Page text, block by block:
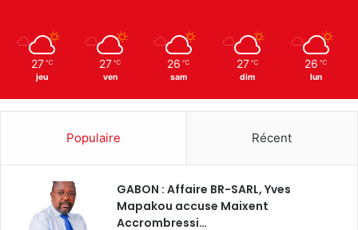
27 ℃
jeu
27 ℃
ven
26 ℃
sam
27 ℃
dim
26 ℃
lun
Populaire Récent
GABON : Affaire BR-SARL, Yves
Mapakou accuse Maixent
Accrombressi…